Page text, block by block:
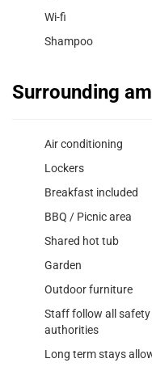
Wi-fi
Shampoo
Surrounding
Air conditioning
Lockers
Breakfast included
BBQ / Picnic area
Shared hot tub
Garden
Outdoor furniture
Staff follow all
authorities
Long term stays